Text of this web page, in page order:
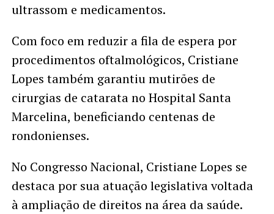
ultrassom e medicamentos.
Com foco em reduzir a fila de espera por
procedimentos oftalmológicos, Cristiane
Lopes também garantiu mutirões de
cirurgias de catarata no Hospital Santa
Marcelina, beneficiando centenas de
rondonienses.
No Congresso Nacional, Cristiane Lopes se
destaca por sua atuação legislativa voltada
à ampliação de direitos na área da saúde.